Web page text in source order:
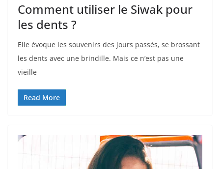
Comment utiliser le Siwak pour
les dents ?
Elle évoque les souvenirs des jours passés, se brossant
les dents avec une brindille. Mais ce n’est pas une
vieille
Read More